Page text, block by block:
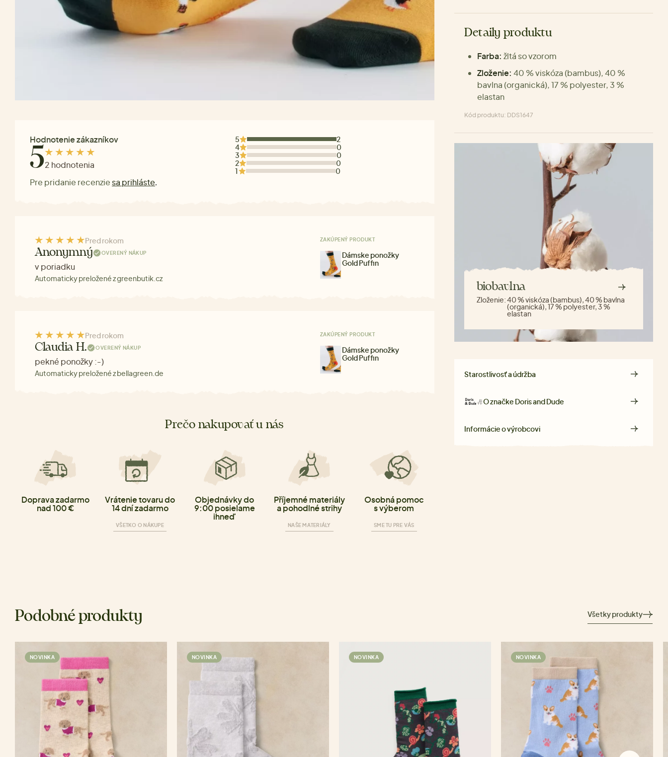
Hodnotenie zákazníkov
52 hodnotenia
Pre pridanie recenzie sa prihláste.
5
2
4
0
3
0
2
0
1
0
Pred rokom
Anonymný OVERENÝ NÁKUP
v poriadku
Automaticky preložené z greenbutik.cz
ZAKÚPENÝ PRODUKT
Dámske ponožky
Gold Puffin
Pred rokom
Claudia H. OVERENÝ NÁKUP
pekné ponožky :-)
Automaticky preložené z bellagreen.de
ZAKÚPENÝ PRODUKT
Dámske ponožky
Gold Puffin
Prečo nakupovať u nás
Doprava zadarmo
nad 100 €
Vrátenie tovaru do
14 dní zadarmo
VŠETKO O NÁKUPE
Objednávky do
9:00 posielame
ihneď
Příjemné materiály
a pohodlné strihy
NAŠE MATERIÁLY
Osobná pomoc
s výberom
SME TU PRE VÁS
Detaily produktu
Farba: žltá so vzorom
Zloženie: 40 % viskóza (bambus), 40 %
bavlna (organická), 17 % polyester, 3 %
elastan
Kód produktu: DDS1647
biobavlna
Zloženie:40 % viskóza (bambus), 40 % bavlna
(organická), 17 % polyester, 3 %
elastan
Starostlivosť a údržba
O značke Doris and Dude
Informácie o výrobcovi
Podobné produkty Všetky produkty
NOVINKA NOVINKA NOVINKA NOVINKA